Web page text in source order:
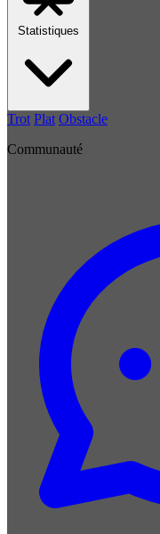
Statistiques
Trot Plat Obstacle
Communauté